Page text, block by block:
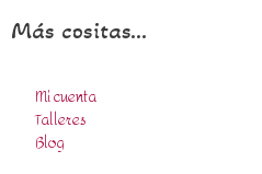
Más cositas...
Mi cuenta
Talleres
Blog